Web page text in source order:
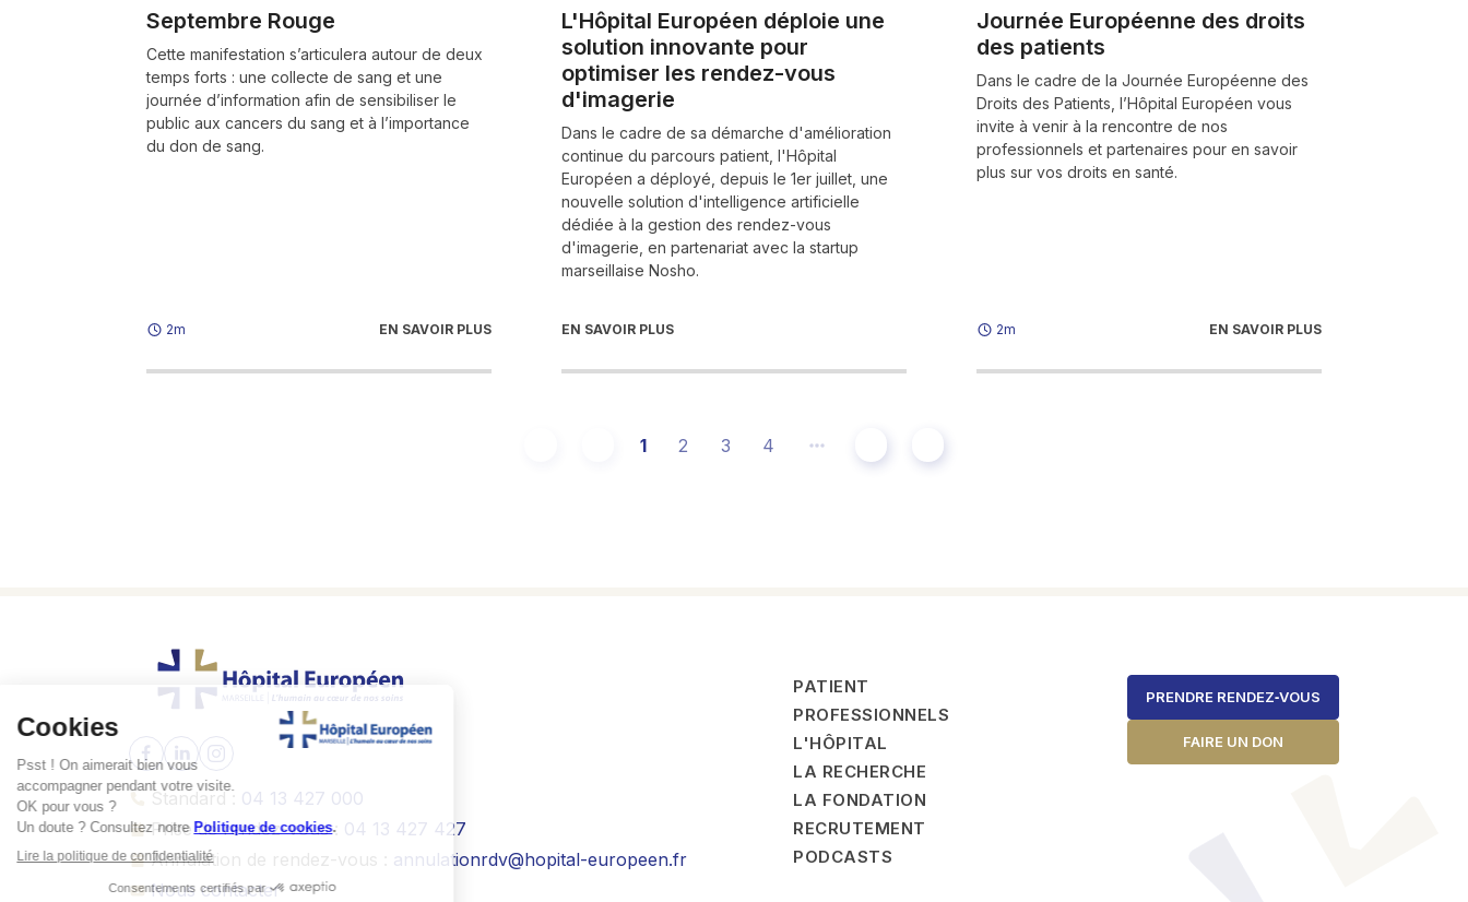
Septembre Rouge
Cette manifestation s’articulera autour de deux
temps forts : une collecte de sang et une
journée d’information afin de sensibiliser le
public aux cancers du sang et à l’importance
du don de sang.
2m EN SAVOIR PLUS
L'Hôpital Européen déploie une
solution innovante pour
optimiser les rendez-vous
d'imagerie
Dans le cadre de sa démarche d'amélioration
continue du parcours patient, l'Hôpital
Européen a déployé, depuis le 1er juillet, une
nouvelle solution d'intelligence artificielle
dédiée à la gestion des rendez-vous
d'imagerie, en partenariat avec la startup
marseillaise Nosho.
EN SAVOIR PLUS
Journée Européenne des droits
des patients
Dans le cadre de la Journée Européenne des
Droits des Patients, l’Hôpital Européen vous
invite à venir à la rencontre de nos
professionnels et partenaires pour en savoir
plus sur vos droits en santé.
2m EN SAVOIR PLUS
Page courante
1 Page
2 Page
3 Page
4 Page suivanteDernière page
Standard : 04 13 427 000
Prise de rendez-vous : 04 13 427 427
Annulation de rendez-vous : annulationrdv@hopital-europeen.fr
Nous contacter
PATIENT
PROFESSIONNELS
L'HÔPITAL
LA RECHERCHE
LA FONDATION
RECRUTEMENT
PODCASTS
PRENDRE RENDEZ‑VOUS
FAIRE UN DON